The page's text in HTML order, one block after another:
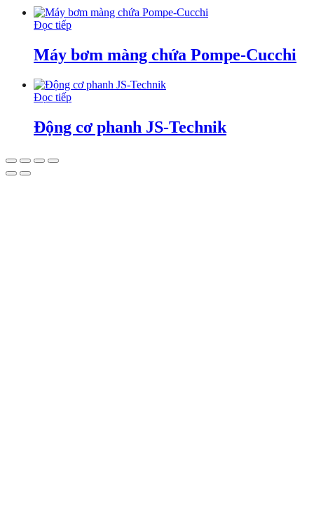
Đọc tiếp
Máy bơm màng chứa Pompe-Cucchi
Đọc tiếp
Động cơ phanh JS-Technik